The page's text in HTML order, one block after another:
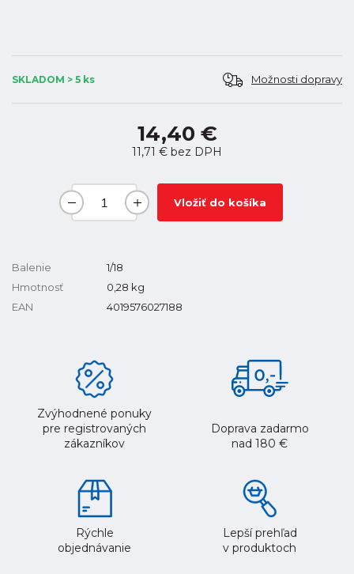
SKLADOM > 5 ks Možnosti dopravy
14,40 €
11,71 € bez DPH
Vložiť do košíka
Balenie
1/18
Hmotnosť
0,28 kg
EAN
4019576027188
Zvýhodnené ponuky
pre registrovaných
zákazníkov
Doprava zadarmo
nad 180 €
Rýchle
objednávanie
Lepší prehľad
v produktoch